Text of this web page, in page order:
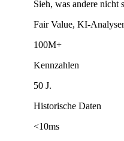
Sieh, was andere nicht
Fair Value, KI-
100M+
Kennzahlen
50 J.
Historische Daten
<10ms